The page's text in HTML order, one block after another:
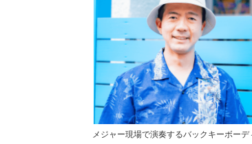
メジャー現場で演奏するバックキーボーデ